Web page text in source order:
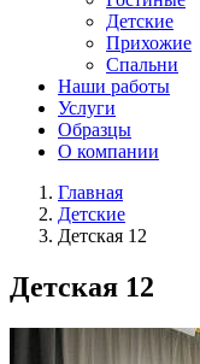
Детские
Прихожие
Спальни
Наши работы
Услуги
Образцы
О компании
Главная
Детские
Детская 12
Детская 12